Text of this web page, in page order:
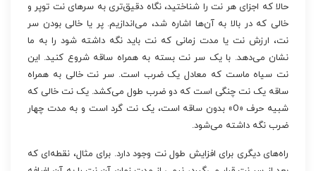
حالا که اجزای هر نت را شناختید، نگاه دقیق‌تری به سرهای نت توپر و
خالی که در بالا به آن‌ها اشاره شد، می‌اندازیم. پر یا خالی بودن سر
نت، ارزش نت یا مدت زمانی که نت باید نگه داشته شود را به ما
نشان می‌دهد. با یک سر نت بسته به همراه ساقه شروع کنید. این
نت سیاه ماست که معادل یک ضرب است. سر نت خالی به همراه
ساقه یک نت چنگی است که دو ضرب طول می‌کشد. یک نت خالی که
شبیه حرف «O» بدون ساقه است، یک نت گرد است و به مدت چهار
ضرب نگه داشته می‌شود.
راه‌های دیگری برای افزایش طول نت وجود دارد. برای مثال، نقطه‌ای که